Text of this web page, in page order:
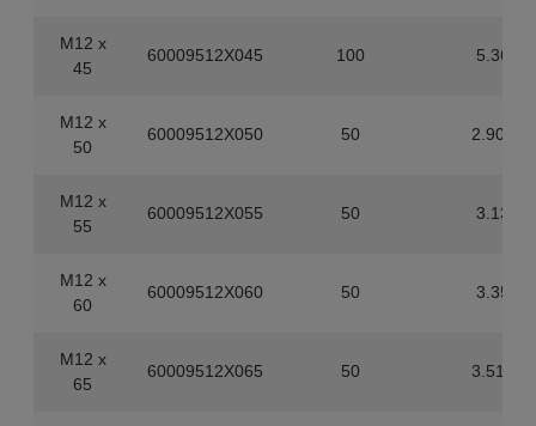
M12 x
45
60009512X045 100 5.36
M12 x
50
60009512X050 50 2.905
M12 x
55
60009512X055 50 3.13
M12 x
60
60009512X060 50 3.35
M12 x
65
60009512X065 50 3.515